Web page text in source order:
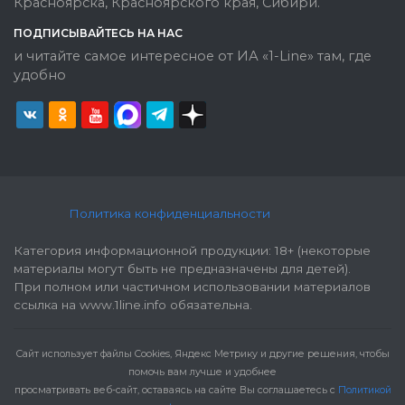
ПОДПИСЫВАЙТЕСЬ НА НАС
и читайте самое интересное от ИА «1-Line» там, где
удобно
Политика конфиденциальности
Категория информационной продукции: 18+ (некоторые
материалы могут быть не предназначены для детей).
При полном или частичном использовании материалов
ссылка на www.1line.info обязательна.
Cайт использует файлы Cookies, Яндекс Метрику и другие решения, чтобы
помочь вам лучше и удобнее
просматривать веб-сайт, оставаясь на сайте Вы соглашаетесь с Политикой